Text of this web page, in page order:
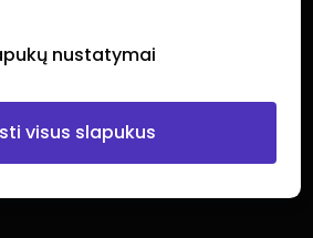
nustatymai
visus slapukus